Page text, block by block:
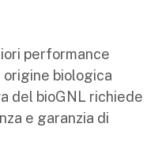
performance
origine biologica
del bioGNL richiede
e garanzia di